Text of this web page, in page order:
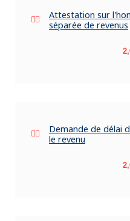
Attestation sur
séparée de revenus
Demande de délai
le revenu